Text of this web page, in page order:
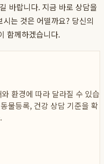
바랍니다. 지금 바로 상담을
는 것은 어떨까요? 당신의
함께하겠습니다.
환경에 따라 달라질 수 있습
물등록, 건강 상담 기준을 확